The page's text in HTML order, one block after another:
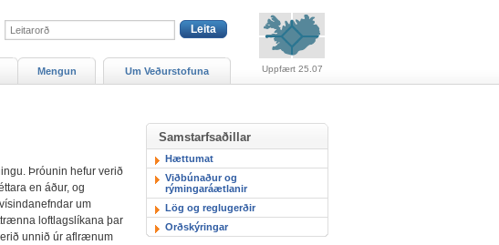
Þróunin hefur verið
en áður, og
um
loftlagslíkana þar
unnið úr aflrænum
Samstarfsaðillar
Hættumat
Viðbúnaður og
rýmingaráætlanir
Lög og reglugerðir
Orðskýringar
Mengun Um Veðurstofuna Uppfært 25.07